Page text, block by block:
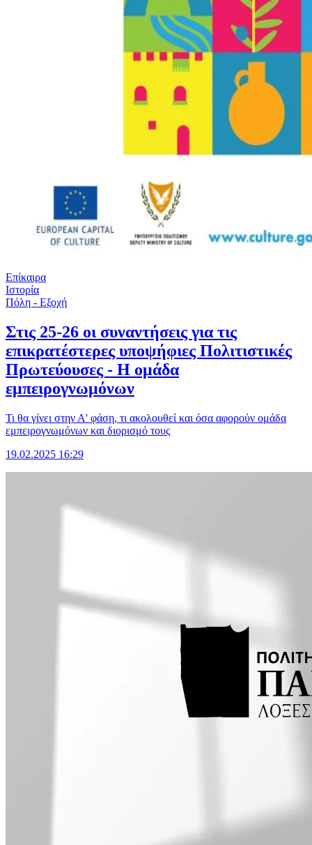
Επίκαιρα
Ιστορία
Πόλη - Εξοχή
Στις 25-26 οι συναντήσεις για τις
επικρατέστερες υποψήφιες Πολιτιστικές
Πρωτεύουσες - Η ομάδα
εμπειρογνωμόνων
Τι θα γίνει στην Α' φάση, τι ακολουθεί και όσα αφορούν ομάδα
εμπειρογνωμόνων και διορισμό τους
19.02.2025 16:29